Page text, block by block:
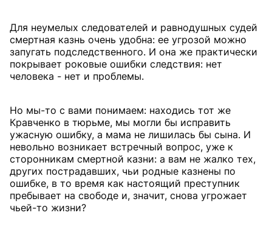
Для неумелых следователей и равнодушных судей
смертная казнь очень удобна: ее угрозой можно
запугать подследственного. И она же практически
покрывает роковые ошибки следствия: нет
человека - нет и проблемы.
Но мы-то с вами понимаем: находись тот же
Кравченко в тюрьме, мы могли бы исправить
ужасную ошибку, а мама не лишилась бы сына. И
невольно возникает встречный вопрос, уже к
сторонникам смертной казни: а вам не жалко тех,
других пострадавших, чьи родные казнены по
ошибке, в то время как настоящий преступник
пребывает на свободе и, значит, снова угрожает
чьей-то жизни?